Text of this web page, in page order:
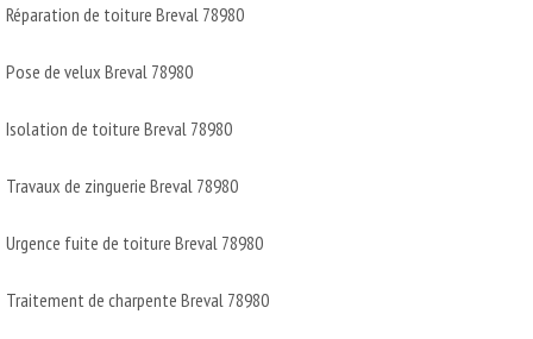
Réparation de toiture Breval 78980
Pose de velux Breval 78980
Isolation de toiture Breval 78980
Travaux de zinguerie Breval 78980
Urgence fuite de toiture Breval 78980
Traitement de charpente Breval 78980